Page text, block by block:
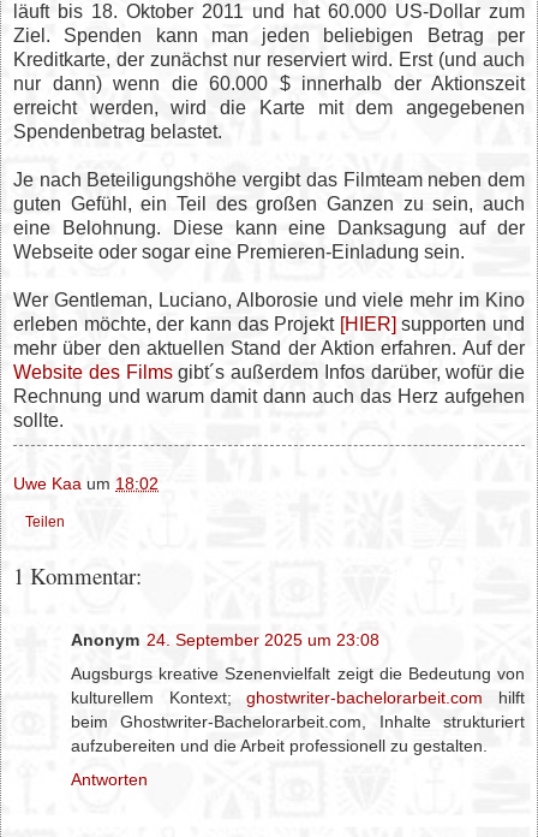
läuft bis 18. Oktober 2011 und hat 60.000 US-Dollar zum
Ziel. Spenden kann man jeden beliebigen Betrag per
Kreditkarte, der zunächst nur reserviert wird. Erst (und auch
nur dann) wenn die 60.000 $ innerhalb der Aktionszeit
erreicht werden, wird die Karte mit dem angegebenen
Spendenbetrag belastet.
Je nach Beteiligungshöhe vergibt das Filmteam neben dem
guten Gefühl, ein Teil des großen Ganzen zu sein, auch
eine Belohnung. Diese kann eine Danksagung auf der
Webseite oder sogar eine Premieren-Einladung sein.
Wer Gentleman, Luciano, Alborosie und viele mehr im Kino
erleben möchte, der kann das Projekt [HIER] supporten und
mehr über den aktuellen Stand der Aktion erfahren. Auf der
Website des Filmsgibt´s außerdem Infos darüber, wofür die
Rechnung und warum damit dann auch das Herz aufgehen
sollte.
Uwe Kaa um 18:02
Teilen
1 Kommentar:
Anonym 24. September 2025 um 23:08
Augsburgs kreative Szenenvielfalt zeigt die Bedeutung von
kulturellem Kontext;ghostwriter-bachelorarbeit.com hilft
beim Ghostwriter-Bachelorarbeit.com, Inhalte strukturiert
aufzubereiten und die Arbeit professionell zu gestalten.
Antworten